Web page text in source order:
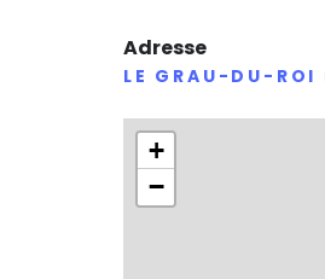
Adresse
LE GRAU-DU-
+
−